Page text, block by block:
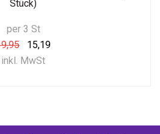
Stück)
per 3 St
15,19
inkl. MwSt